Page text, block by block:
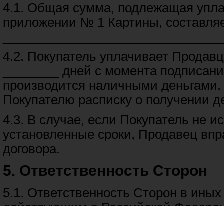
4.1. Общая сумма, подлежащая
приложении № 1 Картины,
4.2. Покупатель уплачивает
________ дней с момента
производится наличными
Покупателю расписку о получении
4.3. В случае, если Покупатель не
установленные сроки, Продавец
договора.
5. Ответственность Сторон
5.1. Ответственность Сторон в